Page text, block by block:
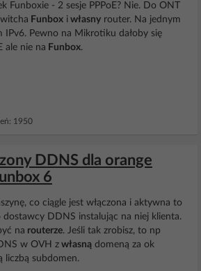
Funboxie - 2 sesje PPPoE? Nie. Do ONT
Funbox i własny router. Na jednym
IPv6. Pewno na Mikrotiku dałoby się
ale nie na Funbox.
1950
DDNS dla orange
6
co ciągle jest włączona i aktywna to
dostawcy DDNS instalując na niej klienta.
na routerze. Jeśli tak zrobisz, to np
w OVH z własną domeną za ok
liczbą subdomen.